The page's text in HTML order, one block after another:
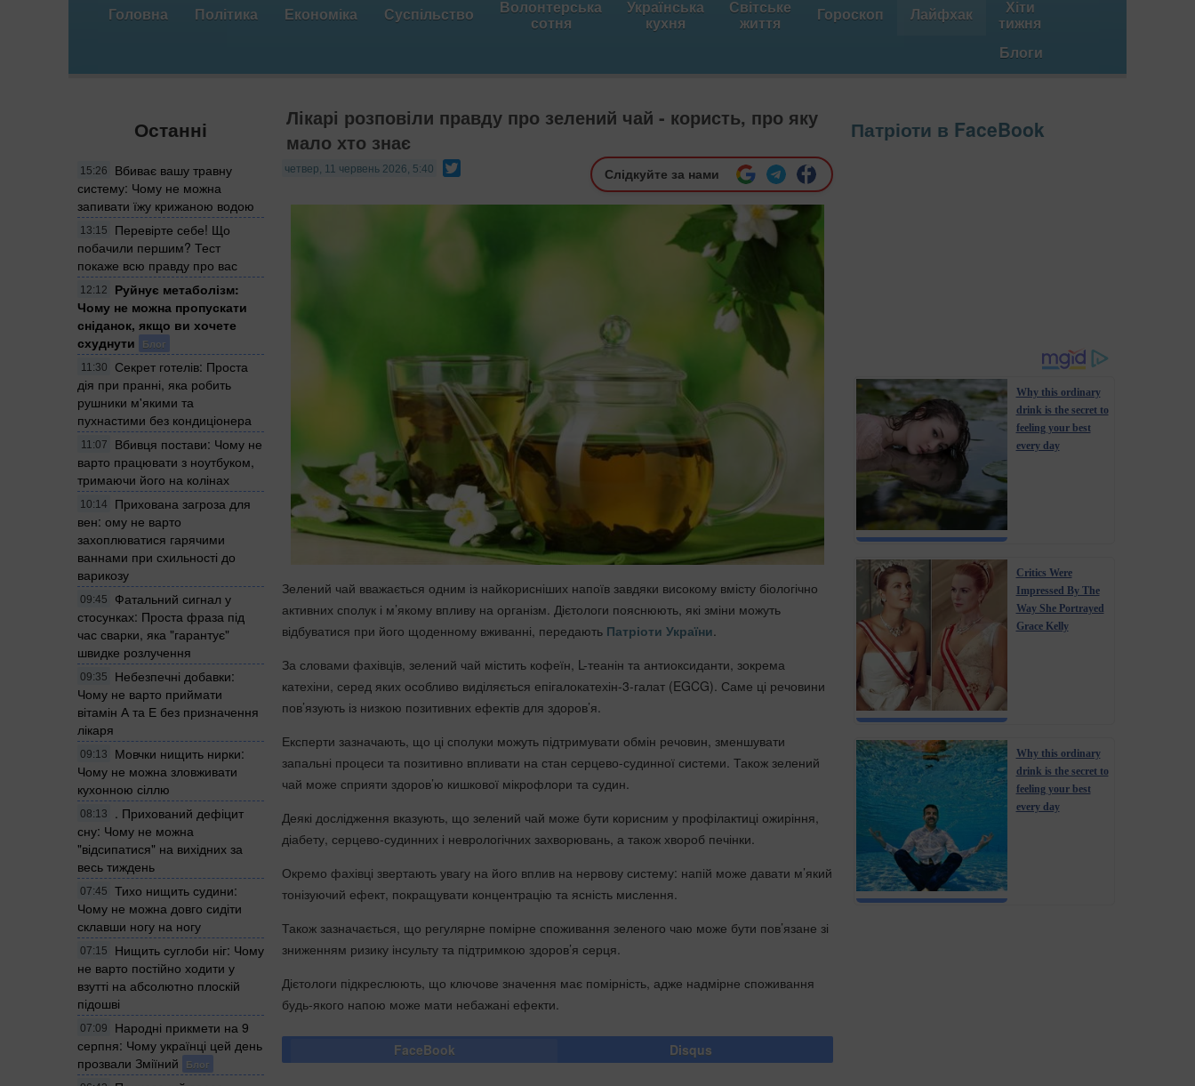
Головна Політика Економіка Суспільство Волонтерська
сотня
Українська
кухня
Світське
життя Гороскоп Лайфхак Хіти
тижня
Блоги
Останні
15:26
Вбиває вашу травну
систему: Чому не можна
запивати їжу крижаною водою
13:15
Перевірте себе! Що
побачили першим? Тест
покаже всю правду про вас
12:12
Руйнує метаболізм:
Чому не можна пропускати
сніданок, якщо ви хочете
схуднути
Блог
11:30
Секрет готелів: Проста
дія при пранні, яка робить
рушники м'якими та
пухнастими без кондиціонера
11:07
Вбивця постави: Чому не
варто працювати з ноутбуком,
тримаючи його на колінах
10:14
Прихована загроза для
вен: ому не варто
захоплюватися гарячими
ваннами при схильності до
варикозу
09:45
Фатальний сигнал у
стосунках: Проста фраза під
час сварки, яка "гарантує"
швидке розлучення
09:35
Небезпечні добавки:
Чому не варто приймати
вітамін А та Е без призначення
лікаря
09:13
Мовчки нищить нирки:
Чому не можна зловживати
кухонною сіллю
08:13
. Прихований дефіцит
сну: Чому не можна
"відсипатися" на вихідних за
весь тиждень
07:45
Тихо нищить судини:
Чому не можна довго сидіти
склавши ногу на ногу
07:15
Нищить суглоби ніг: Чому
не варто постійно ходити у
взутті на абсолютно плоскій
підошві
07:09
Народні прикмети на 9
серпня: Чому українці цей день
прозвали Зміїний
Блог
Лікарі розповіли правду про зелений чай - користь, про яку
мало хто знає
четвер, 11 червень 2026, 5:40 Слідкуйте за нами
Зелений чай вважається одним із найкорисніших напоїв завдяки високому вмісту біологічно
активних сполук і м’якому впливу на організм. Дієтологи пояснюють, які зміни можуть
відбуватися при його щоденному вживанні, передають Патріоти України
За словами фахівців, зелений чай містить кофеїн, L-теанін та антиоксиданти, зокрема
катехіни, серед яких особливо виділяється епігалокатехін-3-галат (EGCG). Саме ці речовини
пов’язують із низкою позитивних ефектів для здоров’я.
Експерти зазначають, що ці сполуки можуть підтримувати обмін речовин, зменшувати
запальні процеси та позитивно впливати на стан серцево-судинної системи. Також зелений
чай може сприяти здоров’ю кишкової мікрофлори та судин.
Деякі дослідження вказують, що зелений чай може бути корисним у профілактиці ожиріння,
діабету, серцево-судинних і неврологічних захворювань, а також хвороб печінки.
Окремо фахівці звертають увагу на його вплив на нервову систему: напій може давати м’який
тонізуючий ефект, покращувати концентрацію та ясність мислення.
Також зазначається, що регулярне помірне споживання зеленого чаю може бути пов’язане зі
зниженням ризику інсульту та підтримкою здоров’я серця.
Дієтологи підкреслюють, що ключове значення має помірність, адже надмірне споживання
будь-якого напою може мати небажані ефекти.
FaceBook Disqus
Патріоти в FaceBook
Why this ordinary
drink is the secret to
feeling your best
every day
Critics Were
Impressed By The
Way She Portrayed
Grace Kelly
Why this ordinary
drink is the secret to
feeling your best
every day